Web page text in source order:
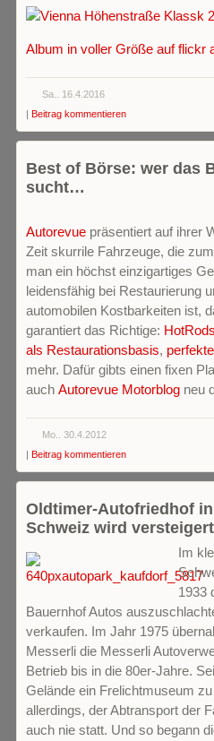
Album in voller Größe auf flickr
Sa.. 16.4.2016
| Beitrag kommentieren
Best of Börse: wer das
sucht…
Autorevue präsentiert auf ihrer
Zeit skurrile Fahrzeuge, die
man ein höchst einzigartiges
leidensfähig bei Restaurierung
automobilen Kostbarkeiten ist,
garantiert das Richtige:
als Restaurationsbasis,
mehr. Dafür gibts einen fixen
auch Autorevue Motorblog neu
Mo.. 30.4.2012
| Beitrag kommentieren
Oldtimer-Autofriedhof
Schweiz wird versteigert
Im
1933
Bauernhof Autos
verkaufen. Im Jahr 1975
Messerli die Messerli
Betrieb bis in die 80er-Jahre.
Gelände ein Frelichtmuseum
allerdings, der Abtransport der
auch nie statt. Und so begann